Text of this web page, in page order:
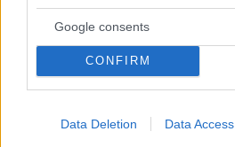
Google consents
CONFIRM
Data Deletion Data Access